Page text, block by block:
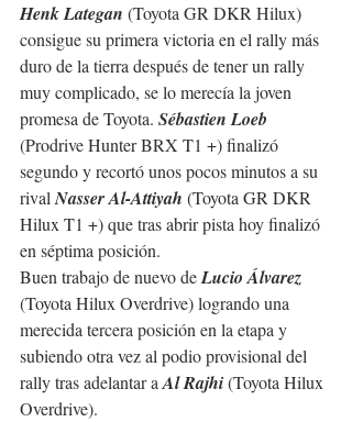
Henk Lategan (Toyota GR DKR Hilux)
consigue su primera victoria en el rally más
duro de la tierra después de tener un rally
muy complicado, se lo merecía la joven
promesa de Toyota. Sébastien Loeb
(Prodrive Hunter BRX T1 +) finalizó
segundo y recortó unos pocos minutos a su
rival Nasser Al-Attiyah (Toyota GR DKR
Hilux T1 +) que tras abrir pista hoy finalizó
en séptima posición.
Buen trabajo de nuevo de Lucio Álvarez
(Toyota Hilux Overdrive) logrando una
merecida tercera posición en la etapa y
subiendo otra vez al podio provisional del
rally tras adelantar a Al Rajhi (Toyota Hilux
Overdrive).